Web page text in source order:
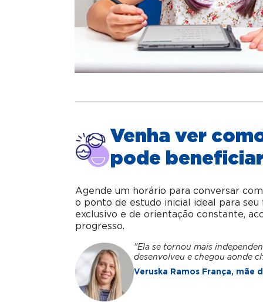
Venha ver
pode
Agende um horário para conversar
o ponto de estudo inicial ideal para
exclusivo e de orientação constante,
progresso.
"Ela se tornou mais
desenvolveu e chegou aonde
Veruska Ramos França, mãe